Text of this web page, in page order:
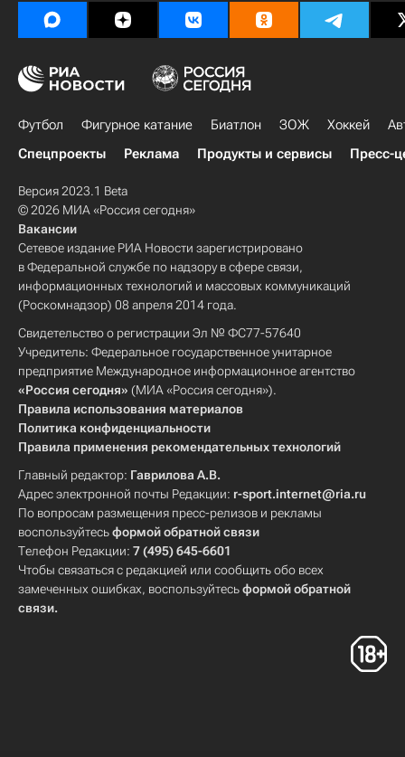
Футбол Фигурное катание Биатлон ЗОЖ Хоккей
Спецпроекты
Реклама Продукты и сервисы Пресс-
Версия 2023.1 Beta
© 2026 МИА «Россия сегодня»
Вакансии
Сетевое издание РИА Новости зарегистрировано
в Федеральной службе по надзору в сфере связи,
информационных технологий и массовых коммуникаций
(Роскомнадзор) 08 апреля 2014 года.
Свидетельство о регистрации Эл № ФС77-57640
Учредитель: Федеральное государственное унитарное
предприятие Международное информационное агентство
«Россия сегодня» (МИА «Россия сегодня»).
Правила использования материалов
Политика конфиденциальности
Правила применения рекомендательных технологий
Главный редактор: Гаврилова А.В.
Адрес электронной почты Редакции: r-sport.internet@ria.ru
По вопросам размещения пресс-релизов и рекламы
воспользуйтесьформой обратной связи
Телефон Редакции: 7 (495) 645-6601
Чтобы связаться с редакцией или сообщить обо всех
замеченных ошибках, воспользуйтесьформой обратной
связи.